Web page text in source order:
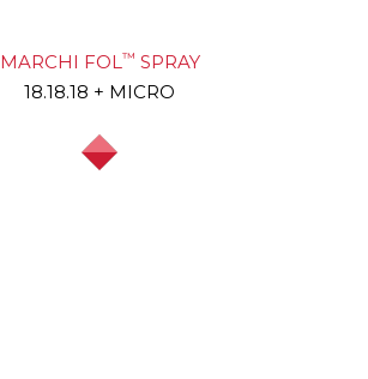
MARCHI FOL™ SPRAY
18.18.18 + MICRO